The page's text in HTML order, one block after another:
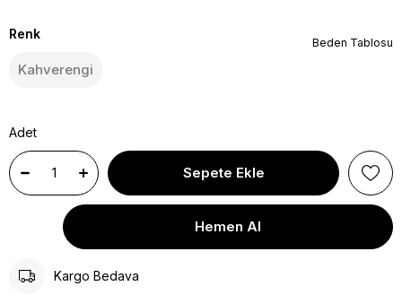
Renk
Kahverengi
Beden Tablosu
Adet
Kargo Bedava